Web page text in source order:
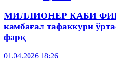
МИЛЛИОНЕР КАБИ
камбағал тафаккури
фарқ
01.04.2026 18:26